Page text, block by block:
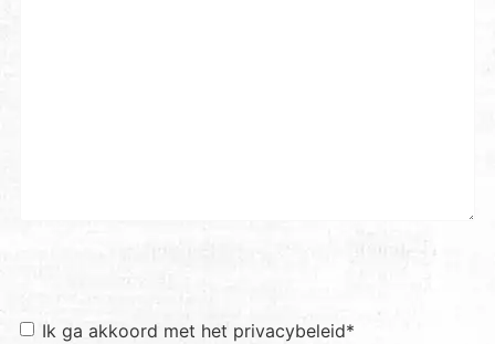
Toestemming*
Ik ga akkoord met het privacybeleid*